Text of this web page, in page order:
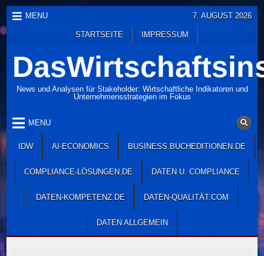
Skip
to
content
MENU
STARTSEITE IMPRESSUM
7. AUGUST 2026
News und Analysen für Stakeholder: Wirtschaftliche Indikatoren und
Unternehmensstrategien im Fokus
MENU
IDW AI-ECONOMICS BUSINESS.BUCHEDITIONEN.DE
COMPLIANCE-LÖSUNGEN.DE DATEN U. COMPLIANCE
DATEN-KOMPETENZ.DE DATEN-QUALITÄT.COM
DATEN ALLGEMEIN